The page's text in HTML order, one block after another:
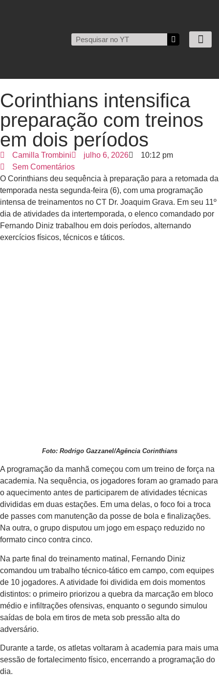
Corinthians intensifica
preparação com treinos
em dois períodos
Camilla Trombini julho 6, 2026
10:12 pm
Sem Comentários
O Corinthians deu sequência à preparação para a retomada da
temporada nesta segunda-feira (6), com uma programação
intensa de treinamentos no CT Dr. Joaquim Grava. Em seu 11º
dia de atividades da intertemporada, o elenco comandado por
Fernando Diniz trabalhou em dois períodos, alternando
exercícios físicos, técnicos e táticos.
Foto: Rodrigo Gazzanel/Agência Corinthians
A programação da manhã começou com um treino de força na
academia. Na sequência, os jogadores foram ao gramado para
o aquecimento antes de participarem de atividades técnicas
divididas em duas estações. Em uma delas, o foco foi a troca
de passes com manutenção da posse de bola e finalizações.
Na outra, o grupo disputou um jogo em espaço reduzido no
formato cinco contra cinco.
Na parte final do treinamento matinal, Fernando Diniz
comandou um trabalho técnico-tático em campo, com equipes
de 10 jogadores. A atividade foi dividida em dois momentos
distintos: o primeiro priorizou a quebra da marcação em bloco
médio e infiltrações ofensivas, enquanto o segundo simulou
saídas de bola em tiros de meta sob pressão alta do
adversário.
Durante a tarde, os atletas voltaram à academia para mais uma
sessão de fortalecimento físico, encerrando a programação do
dia.